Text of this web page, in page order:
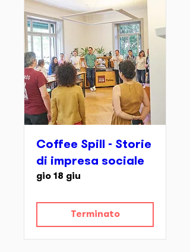
Coffee Spill - Storie
di impresa sociale
gio 18 giu
Terminato